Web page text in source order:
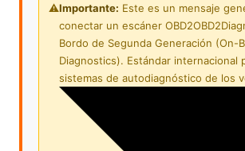
⚠️Importante: Este es un mensaje
conectar un escáner OBD2OBD2
Bordo de Segunda Generación (On-
Diagnostics). Estándar internacional
sistemas de autodiagnóstico de los